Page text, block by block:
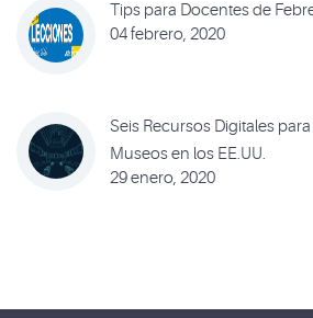
Tips para Docentes de
04 febrero, 2020
Seis Recursos Digitales
Museos en los EE.UU.
29 enero, 2020